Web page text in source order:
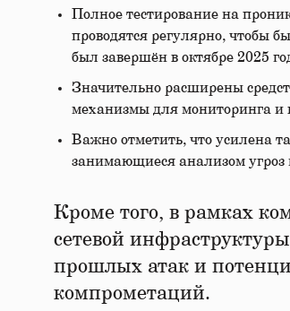
Полное тестирование на
проводятся регулярно, чтобы
был завершён в октябре 2025
Значительно расширены
механизмы для мониторинга и
Важно отметить, что усилена
занимающиеся анализом
Кроме того, в рамках
сетевой
прошлых атак и
компрометаций.